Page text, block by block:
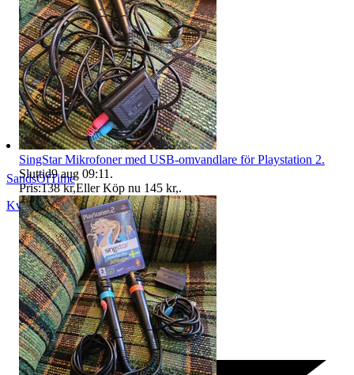
SandsOfTime
Kvänum,Sverige
SingStar Mikrofoner med USB-omvandlare för Playstation 2.
Sluttid9 aug 09:11 .
Pris:138 kr,Eller Köp nu 145 kr,.